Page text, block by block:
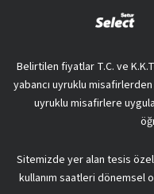
Belirtilen fiyatlar T.C. ve
yabancı uyruklu
uyruklu misafirlere
Sitemizde yer alan tesis
kullanım saatleri dönemsel